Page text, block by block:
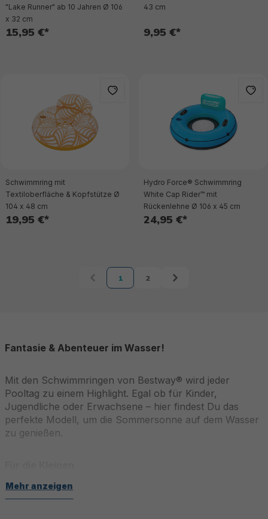
"Lake Runner" ab 10 Jahren Ø 106
x 32 cm
15,95 €*
43 cm
9,95 €*
Schwimmring mit
Textiloberfläche & Kopfstütze Ø
104 x 48 cm
19,95 €*
Hydro Force® Schwimmring
White Cap Rider™ mit
Rückenlehne Ø 106 x 45 cm
24,95 €*
Seite
1 Seite
2
Fantasie & Abenteuer im Wasser!
Mit den Schwimmringen von Bestway® wird jeder
Pooltag zu einem Highlight. Egal ob für Kinder,
Jugendliche oder Erwachsene – hier findest Du das
perfekte Modell, um die Sommersonne auf dem Wasser
zu genießen.
Für Kinder im Alter von 3 bis 6 Jahren bieten unsere
Mehr anzeigen